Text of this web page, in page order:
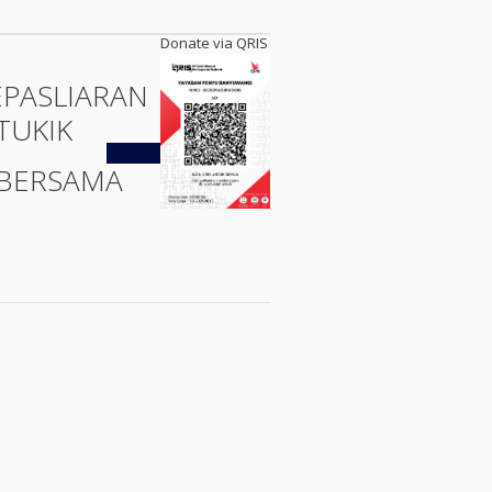
Donate via QRIS